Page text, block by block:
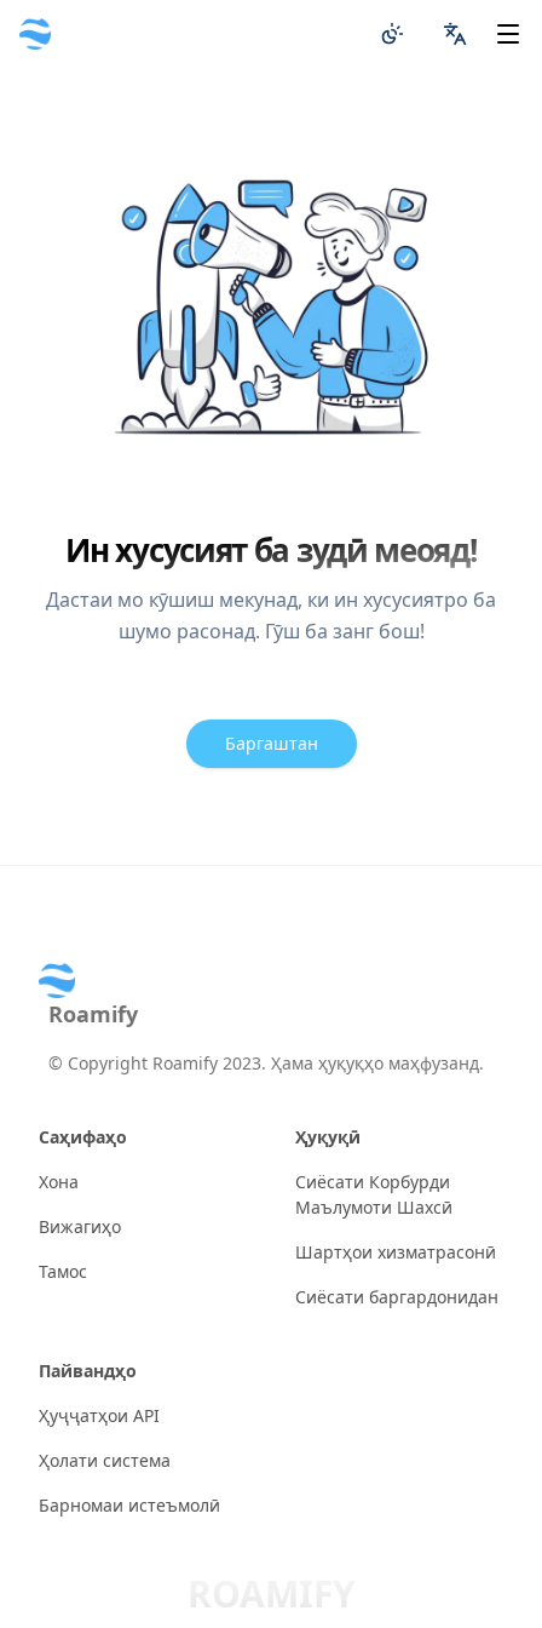
Ин хусусият ба зудӣ меояд!
Дастаи мо кӯшиш мекунад, ки ин хусусиятро ба
шумо расонад. Гӯш ба занг бош!
Баргаштан
Roamify
© Copyright Roamify 2023. Ҳама ҳуқуқҳо маҳфузанд.
Саҳифаҳо
Хона
Вижагиҳо
Тамос
Ҳуқуқӣ
Сиёсати Корбурди
Маълумоти Шахсӣ
Шартҳои хизматрасонӣ
Сиёсати баргардонидан
Пайвандҳо
Ҳуҷҷатҳои API
Ҳолати система
Барномаи истеъмолӣ